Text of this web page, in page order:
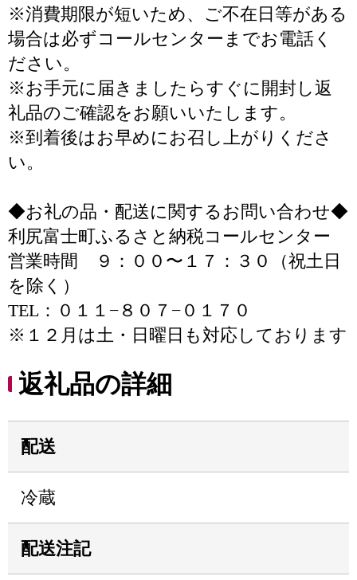
※消費期限が短いため、ご不在日等がある
場合は必ずコールセンターまでお電話く
ださい。
※お手元に届きましたらすぐに開封し返
礼品のご確認をお願いいたします。
※到着後はお早めにお召し上がりくださ
い。
◆お礼の品・配送に関するお問い合わせ◆
利尻富士町ふるさと納税コールセンター
営業時間 ９：００〜１７：３０（祝土日
を除く）
TEL：０１１−８０７−０１７０
※１２月は土・日曜日も対応しております
返礼品の詳細
配送
冷蔵
配送注記